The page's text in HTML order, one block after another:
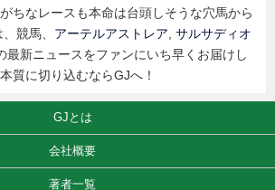
ちなレースも本命は台頭しそうな穴馬から
競馬、 アーテルアストレア サルサディオ
最新ニュースをファンにいち早くお届けし
質に切り込むならGJへ！
GJとは
会社概要
著者一覧